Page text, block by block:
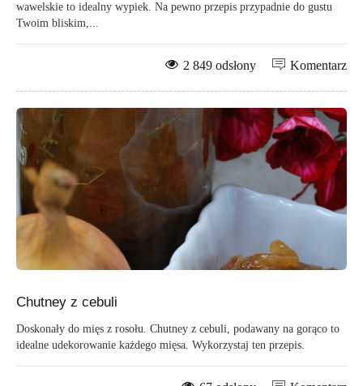
wawelskie to idealny wypiek. Na pewno przepis przypadnie do gustu
Twoim bliskim,...
Komentarz
2 849 odsłony
Chutney z cebuli
Doskonały do mięs z rosołu. Chutney z cebuli, podawany na gorąco to
idealne udekorowanie każdego mięsa. Wykorzystaj ten przepis.